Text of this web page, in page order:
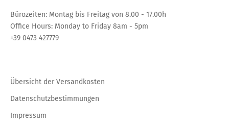
Bürozeiten: Montag bis Freitag von 8.00 - 17.00h
Office Hours: Monday to Friday 8am - 5pm
+39 0473 427779
Übersicht der Versandkosten
Datenschutzbestimmungen
Impressum